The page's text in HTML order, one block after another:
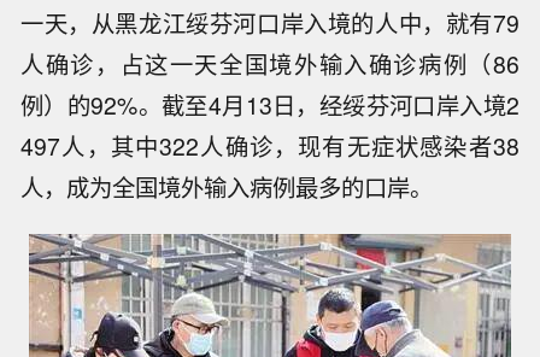
一天，从黑龙江绥芬河口岸入境的人中，就有79
人确诊，占这一天全国境外输入确诊病例（86
例）的92%。截至4月13日，经绥芬河口岸入境2
497人，其中322人确诊，现有无症状感染者38
人，成为全国境外输入病例最多的口岸。